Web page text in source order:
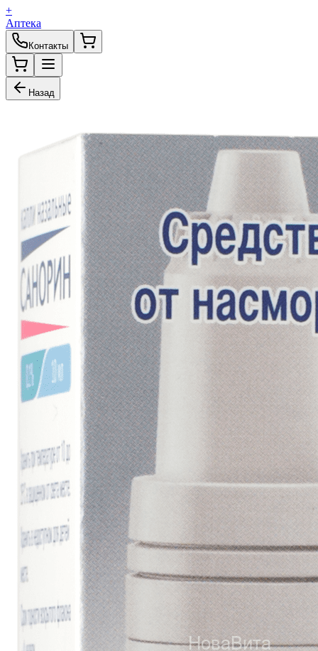
+
Аптека
Контакты
Назад